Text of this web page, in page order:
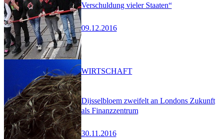
Verschuldung vieler Staaten“
09.12.2016
Dijsselbloem zweifelt an Londons Zukunft
als Finanzzentrum
30.11.2016
WIRTSCHAFT